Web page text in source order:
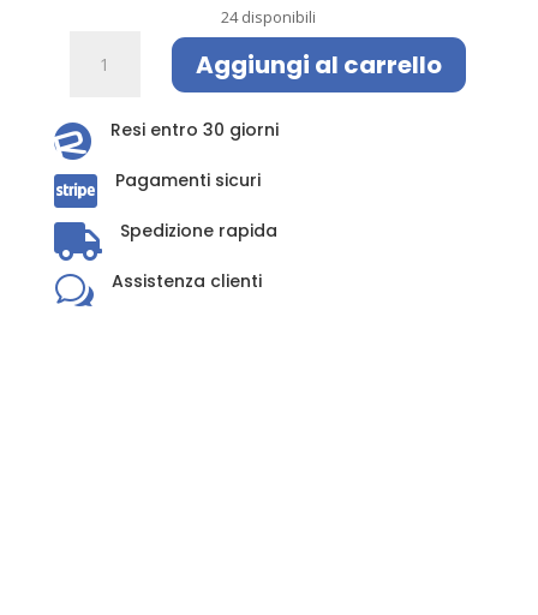
24 disponibili
Superfood
Clean
Maschera
Viso
quantità
Aggiungi al carrello
 Resi entro 30 giorni
 Pagamenti sicuri
 Spedizione rapida
w Assistenza clienti